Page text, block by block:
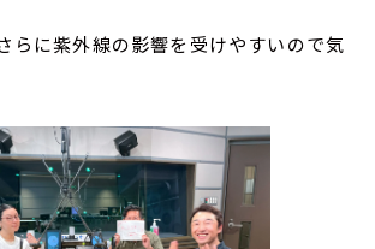
らに紫外線の影響を受けやすいので気